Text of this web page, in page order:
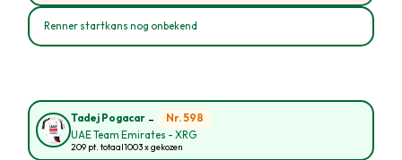
Renner startkans nog onbekend
Tadej Pogacar - Nr. 598
UAE Team Emirates - XRG
209 pt. totaal1003 x gekozen